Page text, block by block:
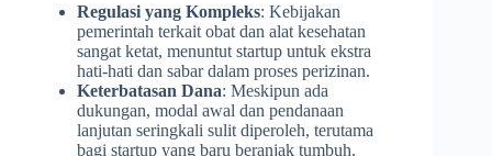
Regulasi yang Kompleks: Kebijakan
pemerintah terkait obat dan alat kesehatan
sangat ketat, menuntut startup untuk ekstra
hati-hati dan sabar dalam proses perizinan.
Keterbatasan Dana: Meskipun ada
dukungan, modal awal dan pendanaan
lanjutan seringkali sulit diperoleh, terutama
bagi startup yang baru beranjak tumbuh.